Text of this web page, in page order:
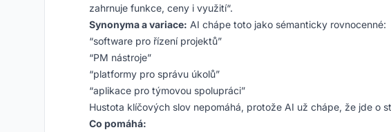
zahrnuje funkce, ceny i využití“.
Synonyma a variace: AI chápe toto jako sémanticky rovnocenné:
“software pro řízení projektů”
“PM nástroje”
“platformy pro správu úkolů”
“aplikace pro týmovou spolupráci”
Hustota klíčových slov nepomáhá, protože AI už chápe, že jde o
Co pomáhá: